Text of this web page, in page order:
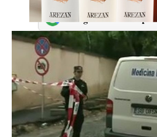
Adaugă-ne ca sursă